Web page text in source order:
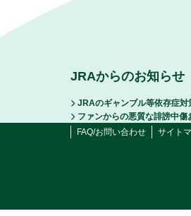
JRAからのお知らせ
JRAのギャンブル等依存症対
ファンからの悪質な誹謗中
FAQ/お問い合わせ
サイト